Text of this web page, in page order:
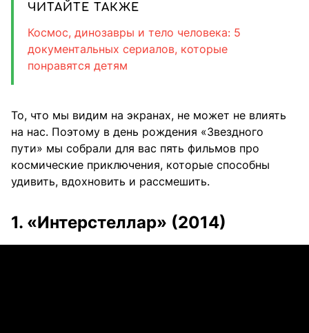
ЧИТАЙТЕ ТАКЖЕ
Космос, динозавры и тело человека: 5
документальных сериалов, которые
понравятся детям
То, что мы видим на экранах, не может не влиять
на нас. Поэтому в день рождения «Звездного
пути» мы собрали для вас пять фильмов про
космические приключения, которые способны
удивить, вдохновить и рассмешить.
1. «Интерстеллар» (2014)